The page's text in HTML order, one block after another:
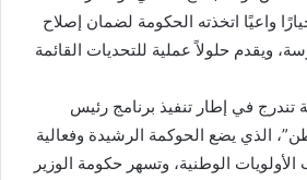
واعيًا اتخذته الحكومة لضمان إصلاح
ويقدم حلولاً عملية للتحديات القائمة
تندرج في إطار تنفيذ برنامج رئيس
الذي يضع الحوكمة الرشيدة وفعالية
الوطنية، وتسهر حكومة الوزير